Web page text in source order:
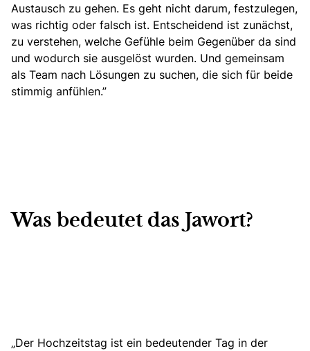
Austausch zu gehen. Es geht nicht darum, festzulegen,
was richtig oder falsch ist. Entscheidend ist zunächst,
zu verstehen, welche Gefühle beim Gegenüber da sind
und wodurch sie ausgelöst wurden. Und gemeinsam
als Team nach Lösungen zu suchen, die sich für beide
stimmig anfühlen.”
Was bedeutet das Jawort?
„Der Hochzeitstag ist ein bedeutender Tag in der